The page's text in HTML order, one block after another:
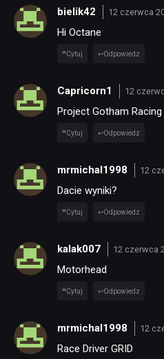
bielik42 12 czerwca
Hi Octane
Cytuj Odpowiedz
Capricorn1 12
Project Gotham Racing
Cytuj Odpowiedz
mrmichal1998 12
Dacie wyniki?
Cytuj Odpowiedz
kalak007 12 czerwca
Motorhead
Cytuj Odpowiedz
mrmichal1998 12
Race Driver GRID